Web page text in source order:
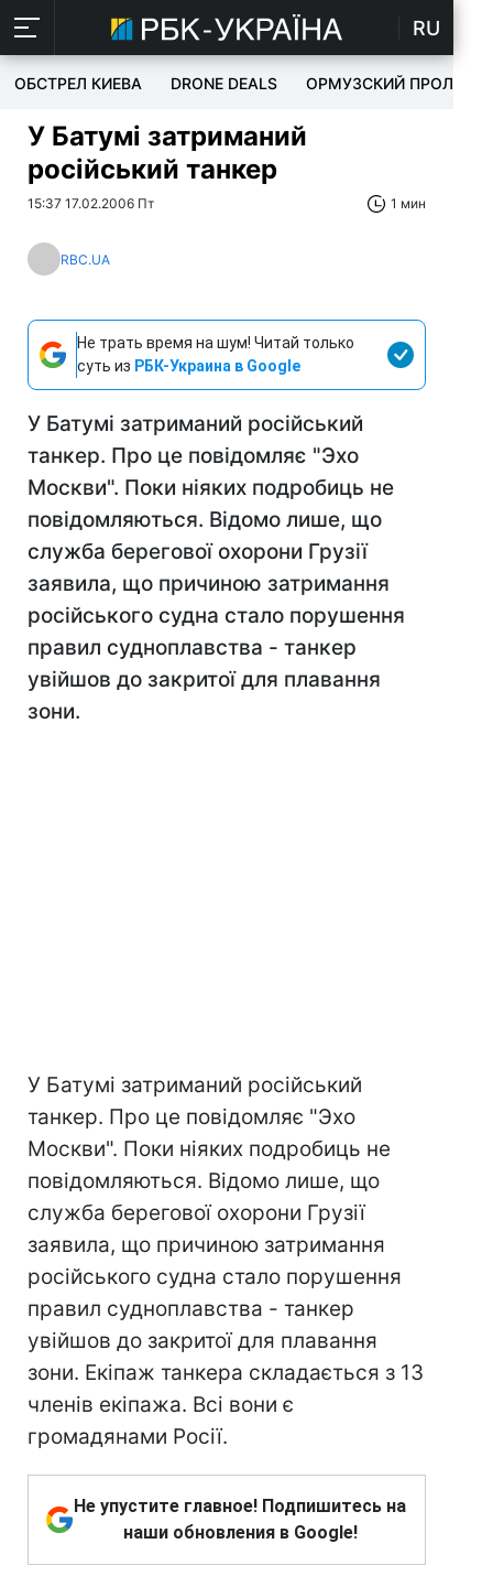
RU
ОБСТРЕЛ КИЕВА DRONE DEALS ОРМУЗСКИЙ ПРОЛИВ
У Батумі затриманий
російський танкер
15:37 17.02.2006 Пт 1 мин
RBC.UA
Не трать время на шум! Читай только
суть из РБК-Украина в Google
У Батумі затриманий російський
танкер. Про це повідомляє "Эхо
Москви". Поки ніяких подробиць не
повідомляються. Відомо лише, що
служба берегової охорони Грузії
заявила, що причиною затримання
російського судна стало порушення
правил судноплавства - танкер
увійшов до закритої для плавання
зони.
У Батумі затриманий російський
танкер. Про це повідомляє "Эхо
Москви". Поки ніяких подробиць не
повідомляються. Відомо лише, що
служба берегової охорони Грузії
заявила, що причиною затримання
російського судна стало порушення
правил судноплавства - танкер
увійшов до закритої для плавання
зони. Екіпаж танкера складається з 13
членів екіпажа. Всі вони є
громадянами Росії.
Не упустите главное! Подпишитесь на
наши обновления в Google!